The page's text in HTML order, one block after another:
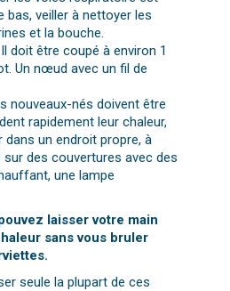
bas, veiller à nettoyer les
et la bouche.
doit être coupé à environ 1
Un nœud avec un fil de
nouveaux-nés doivent être
rapidement leur chaleur,
un endroit propre, à
sur des couvertures avec des
une lampe
laisser votre main
sans vous bruler
seule la plupart de ces